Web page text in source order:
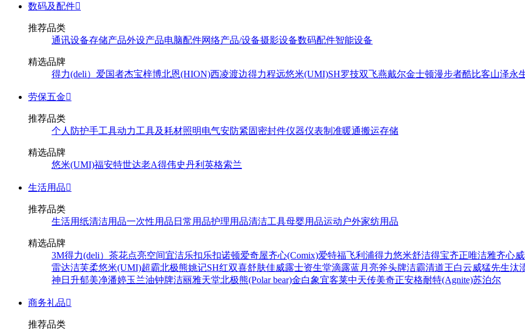
数码及配件
推荐品类
通讯设备存储产品外设产品电脑配件网络产品/设备摄影设备数码配件智能设备
精选品牌
得力(deli） 爱国者杰宝梓博北恩(HION)西凌渡边得力程远悠米(UMI)SH罗技双飞燕戴尔金士顿漫步者酷比客山泽永
劳保五金
推荐品类
个人防护手工具动力工具及耗材照明电气安防紧固密封件仪器仪表制准暖通搬运存储
精选品牌
悠米(UMI)福安特世达老A得伟史丹利 英格索兰
生活用品
推荐品类
生活用纸清洁用品一次性用品 日常用品护理用品清洁工具母婴用品运动户外家纺用品
精选品牌
3M得力(deli） 茶花点亮空间宜洁乐扣乐扣诺顿爱奇屋齐心(Comix)爱特福飞利浦得力悠米舒洁得宝齐正唯洁雅齐心
雷达洁芙柔悠米(UMI)超霸北极熊姚记SH红双喜舒肤佳威露士资生堂滴露蓝月亮斧头牌洁霸清道王白云威猛先生汰
神 日升郁美净潘婷玉兰油钟牌洁丽雅天堂北极熊(Polar bear)金白象宜客莱中天传美奇正安格耐特(Agnite)苏泊尔
商务礼品
推荐品类